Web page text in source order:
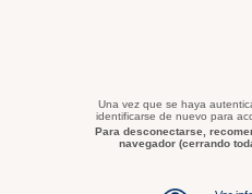
Una vez que se haya
identificarse de nuevo para
Para desconectarse,
navegador (cerrando